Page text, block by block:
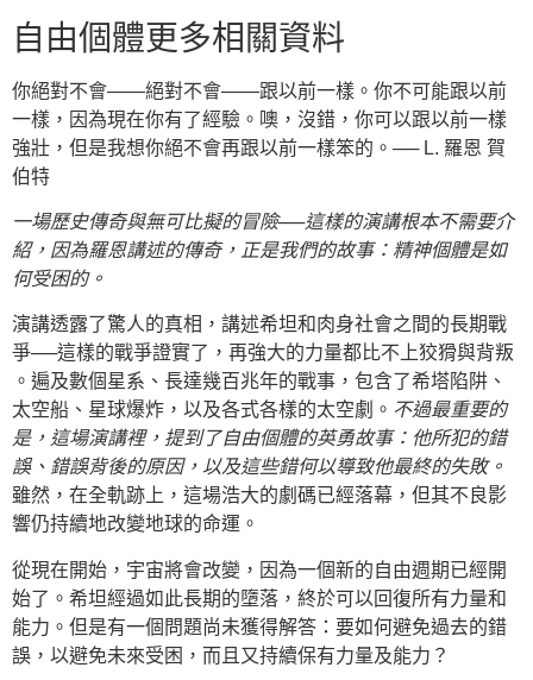
自由個體更多相關資料
你絕對不會——絕對不會——跟以前一樣。你不可能跟以前
一樣，因為現在你有了經驗。噢，沒錯，你可以跟以前一樣
強壯，但是我想你絕不會再跟以前一樣笨的。 ── L. 羅恩 賀
伯特
一場歷史傳奇與無可比擬的冒險──這樣的演講根本不需要介
紹，因為羅恩講述的傳奇，正是我們的故事：精神個體是如
何受困的。
演講透露了驚人的真相，講述希坦和肉身社會之間的長期戰
爭──這樣的戰爭證實了，再強大的力量都比不上狡猾與背叛
。遍及數個星系、長達幾百兆年的戰事，包含了希塔陷阱、
太空船、星球爆炸，以及各式各樣的太空劇。 不過最重要的
是，這場演講裡，提到了自由個體的英勇故事：他所犯的錯
誤、錯誤背後的原因，以及這些錯何以導致他最終的失敗。
雖然，在全軌跡上，這場浩大的劇碼已經落幕，但其不良影
響仍持續地改變地球的命運。
從現在開始，宇宙將會改變，因為一個新的自由週期已經開
始了。希坦經過如此長期的墮落，終於可以回復所有力量和
能力。但是有一個問題尚未獲得解答：要如何避免過去的錯
誤，以避免未來受困，而且又持續保有力量及能力？